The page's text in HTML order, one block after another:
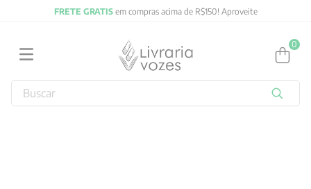
FRETE GRATISem compras acima de R$150! Aproveite
0
Buscar